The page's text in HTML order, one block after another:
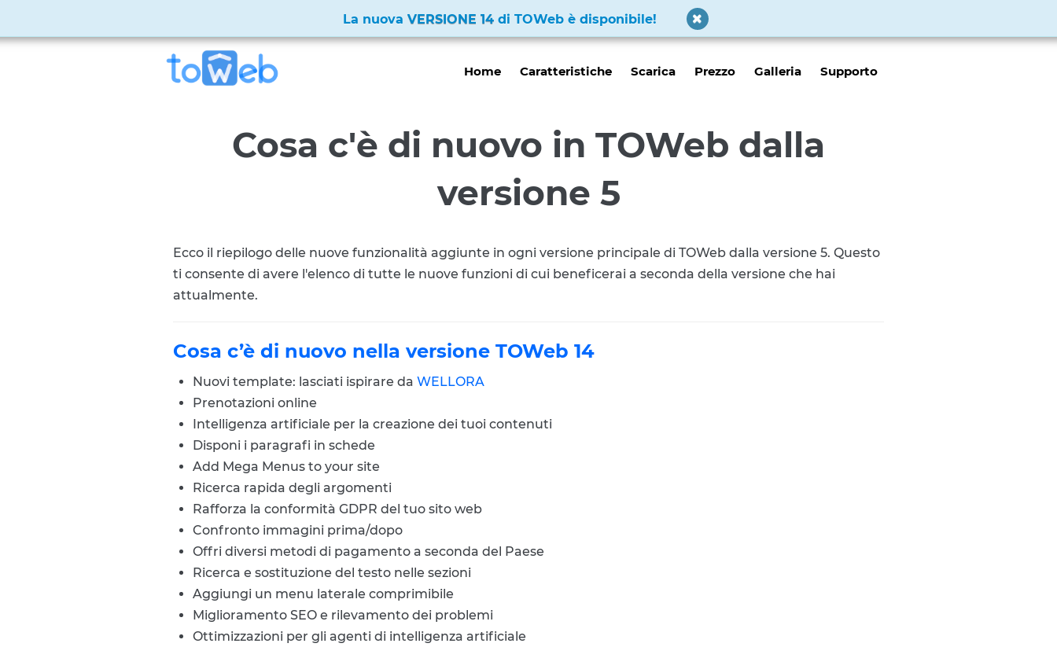
La nuova VERSIONE 14di TOWeb è disponibile!
Home Caratteristiche Scarica Prezzo Galleria Supporto
Cosa c'è di nuovo in TOWeb dalla
versione 5
Ecco il riepilogo delle nuove funzionalità aggiunte in ogni versione principale di TOWeb dalla versione 5. Questo
ti consente di avere l'elenco di tutte le nuove funzioni di cui beneficerai a seconda della versione che hai
attualmente.
Cosa c’è di nuovo nella versione TOWeb 14
Nuovi template: lasciati ispirare da WELLORA
Prenotazioni online
Intelligenza artificiale per la creazione dei tuoi contenuti
Disponi i paragrafi in schede
Add Mega Menus to your site
Ricerca rapida degli argomenti
Rafforza la conformità GDPR del tuo sito web
Confronto immagini prima/dopo
Offri diversi metodi di pagamento a seconda del Paese
Ricerca e sostituzione del testo nelle sezioni
Aggiungi un menu laterale comprimibile
Miglioramento SEO e rilevamento dei problemi
Ottimizzazioni per gli agenti di intelligenza artificiale